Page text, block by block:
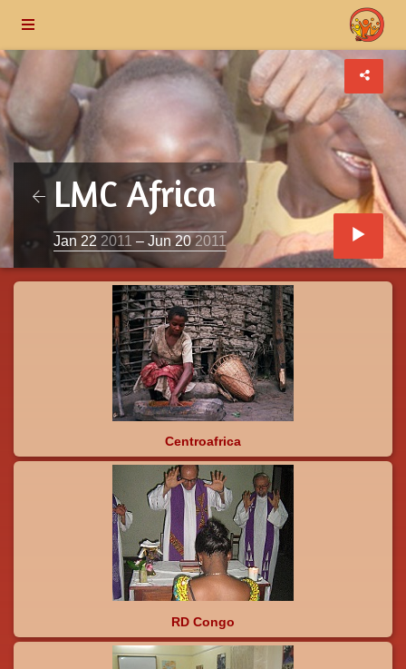
LMC Africa
Jan 22 2011 – Jun 202011
Centroafrica
RD Congo